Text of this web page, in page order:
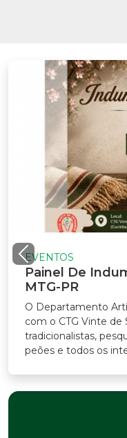
De
PR
Departamento Artístico
o CTG Vinte de
e todos os